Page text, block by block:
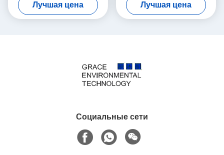
Denitration уменьшения Scr
Лучшая цена
тепла биомассы системы
DeNOx уменьшения
Лучшая цена
Социальные сети